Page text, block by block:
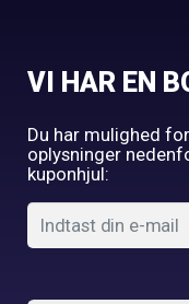
Forside Fest
VI HAR EN
Du har mulighed
oplysninger
kuponhjul: